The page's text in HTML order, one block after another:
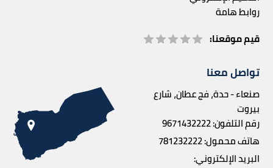
روابط هامة
قيم موقعنا:
تواصل معنا
صنعاء - حدة، فج عطان، شارع
بيروت
رقم التلفون:9671432222
هاتف محمول:781232222
البريد الإلكتروني: